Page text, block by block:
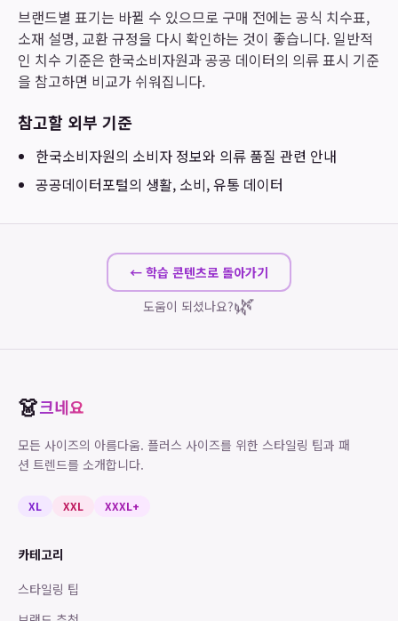
브랜드별 표기는 바뀔 수 있으므로 구매 전에는 공식 치수표,
소재 설명, 교환 규정을 다시 확인하는 것이 좋습니다. 일반적
인 치수 기준은 한국소비자원과 공공 데이터의 의류 표시 기준
을 참고하면 비교가 쉬워집니다.
참고할 외부 기준
한국소비자원의 소비자 정보와 의류 품질 관련 안내
공공데이터포털의 생활, 소비, 유통 데이터
← 학습 콘텐츠로 돌아가기
도움이 되셨나요?🌿
👗크네요
모든 사이즈의 아름다움. 플러스 사이즈를 위한 스타일링 팁과 패
션 트렌드를 소개합니다.
XL XXL XXXL+
카테고리
스타일링 팁